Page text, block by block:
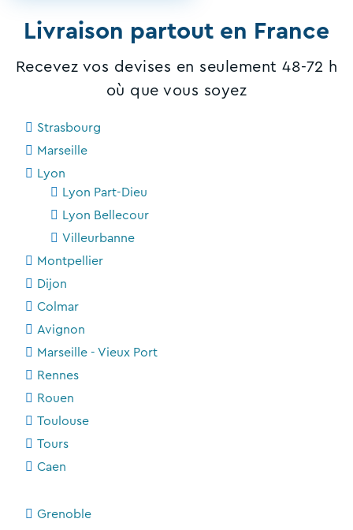
Livraison partout en France
Recevez vos devises en seulement 48-72 h
où que vous soyez
Strasbourg
Marseille
Lyon
Lyon Part-Dieu
Lyon Bellecour
Villeurbanne
Montpellier
Dijon
Colmar
Avignon
Marseille - Vieux Port
Rennes
Rouen
Toulouse
Tours
Caen
Grenoble